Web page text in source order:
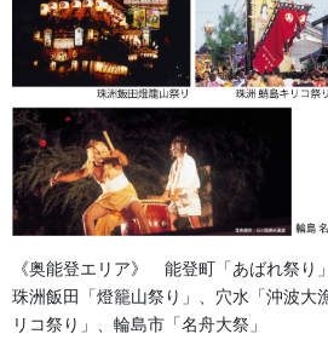
「初めて作るから何をすればいいかわか
心ください。私たちが丁寧にお話を伺
算のすべてにおいて納得のいくプラン
※メーカー規制柄の子供用サイズは虎・
なります。文字はできます。ご了承下さ
定番柄と使用別の価格・納期はこち
ご注文の流れはこちらから
《奥能登エリア》 能登町「あばれ祭り
珠洲飯田「燈籠山祭り」、穴水「沖波大
リコ祭り」、輪島市「名舟大祭」